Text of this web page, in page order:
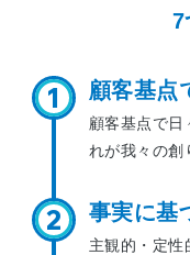
7
1 顧客基点
顧客基点で日
れが我々の創
2 事実に基
主観的・定性